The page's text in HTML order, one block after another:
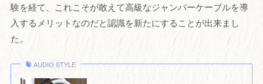
験を経て、これこそが敢えて高級なジャンパーケーブルを導
入するメリットなのだと認識を新たにすることが出来まし
た。
AUDIO STYLE